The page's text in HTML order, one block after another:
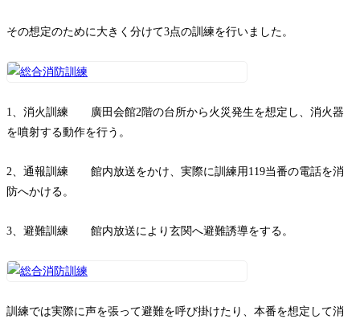
その想定のために大きく分けて3点の訓練を行いました。
1、消火訓練 廣田会館2階の台所から火災発生を想定し、消火器
を噴射する動作を行う。
2、通報訓練 館内放送をかけ、実際に訓練用119当番の電話を消
防へかける。
3、避難訓練 館内放送により玄関へ避難誘導をする。
訓練では実際に声を張って避難を呼び掛けたり、本番を想定して消